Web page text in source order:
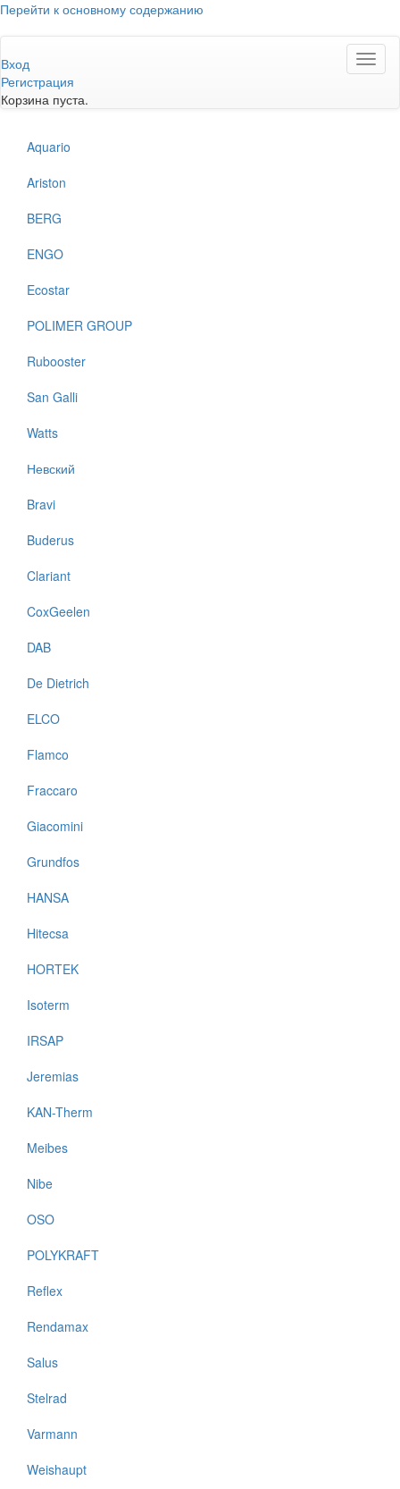
Перейти к основному содержанию
Вход
Регистрация
Корзина пуста.
Aquario
Ariston
BERG
ENGO
Ecostar
POLIMER GROUP
Rubooster
San Galli
Watts
Невский
Bravi
Buderus
Clariant
CoxGeelen
DAB
De Dietrich
ELCO
Flamco
Fraccaro
Giacomini
Grundfos
HANSA
Hitecsa
HORTEK
Isoterm
IRSAP
Jeremias
KAN-Therm
Meibes
Nibe
OSO
POLYKRAFT
Reflex
Rendamax
Salus
Stelrad
Varmann
Weishaupt